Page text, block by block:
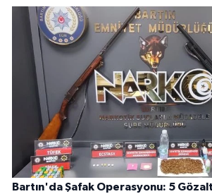
Bartın'da Şafak Operasyonu: 5